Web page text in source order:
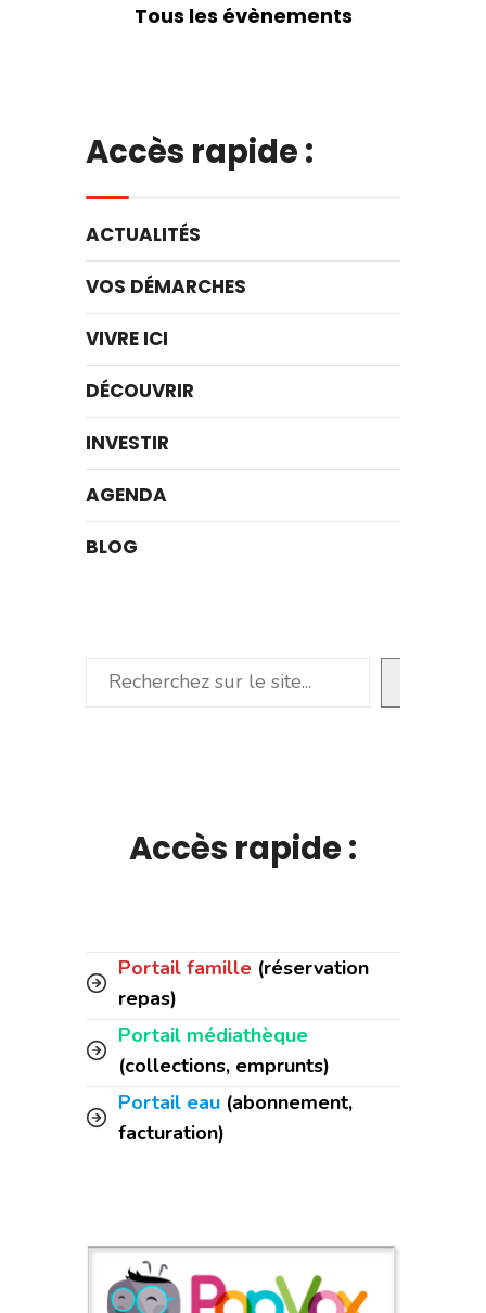
Tous les évènements
Accès rapide :
ACTUALITÉS
VOS DÉMARCHES
VIVRE ICI
DÉCOUVRIR
INVESTIR
AGENDA
BLOG
Rechercher
Accès rapide :
Portail famille (réservation
repas)
Portail médiathèque
(collections, emprunts)
Portail eau (abonnement,
facturation)